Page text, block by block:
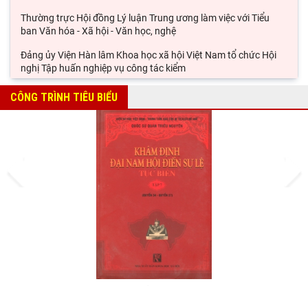
Thường trực Hội đồng Lý luận Trung ương làm việc với Tiểu
ban Văn hóa - Xã hội - Văn học, nghệ
Đảng ủy Viện Hàn lâm Khoa học xã hội Việt Nam tổ chức Hội
nghị Tập huấn nghiệp vụ công tác kiểm
Viện Sử học tham gia Hội thảo khoa học quốc gia "Danh nhân
Hội thảo khoa học quốc gia “Danh nhân văn hóa Lê Quý Đôn -
Di sản và giá trị thời đại”
Rà soát công tác chuẩn bị Hội thảo khoa học quốc gia "Danh
nhân văn hóa Lê Quý Đôn - Di sản và giá
CÔNG TRÌNH TIÊU BIỂU